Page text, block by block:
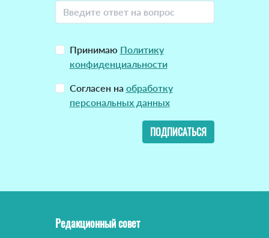
Принимаю Политику
конфиденциальности
Согласен на обработку
персональных данных
ПОДПИСАТЬСЯ
Редакционный совет